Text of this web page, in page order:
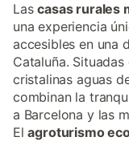
Lascasas rurales
una experiencia
accesibles en una
Cataluña.
cristalinas aguas
combinan la
a Barcelona y las
Elagroturismo